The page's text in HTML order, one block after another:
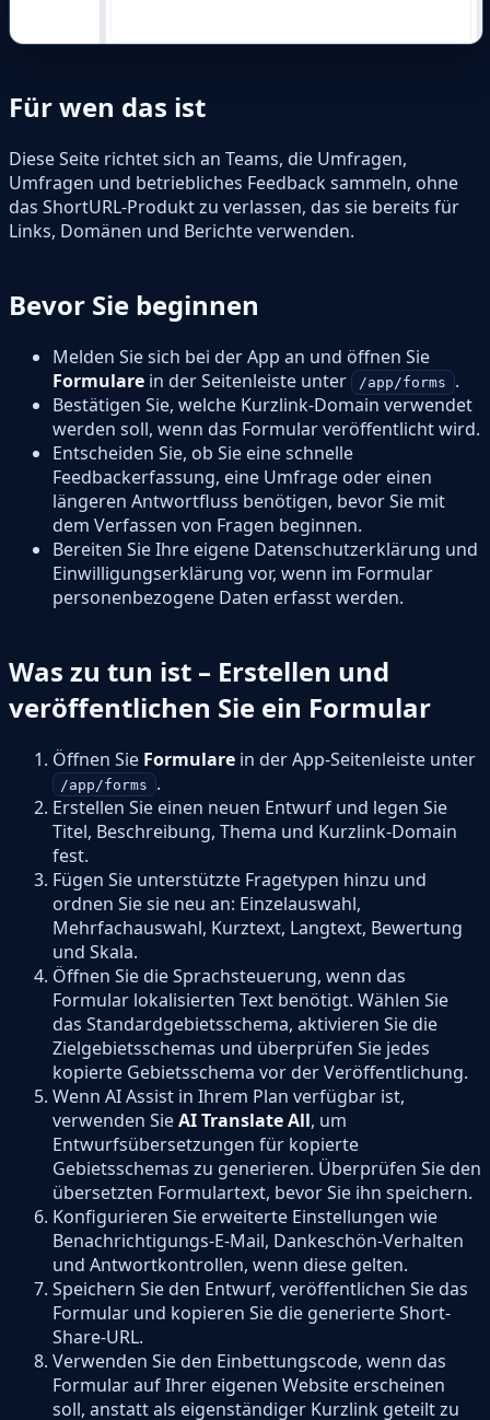
Für wen das ist
Diese Seite richtet sich an Teams, die Umfragen,
Umfragen und betriebliches Feedback sammeln, ohne
das ShortURL-Produkt zu verlassen, das sie bereits für
Links, Domänen und Berichte verwenden.
Bevor Sie beginnen
Melden Sie sich bei der App an und öffnen Sie
Formulare in der Seitenleiste unter /app/forms .
Bestätigen Sie, welche Kurzlink-Domain verwendet
werden soll, wenn das Formular veröffentlicht wird.
Entscheiden Sie, ob Sie eine schnelle
Feedbackerfassung, eine Umfrage oder einen
längeren Antwortfluss benötigen, bevor Sie mit
dem Verfassen von Fragen beginnen.
Bereiten Sie Ihre eigene Datenschutzerklärung und
Einwilligungserklärung vor, wenn im Formular
personenbezogene Daten erfasst werden.
Was zu tun ist – Erstellen und
veröffentlichen Sie ein Formular
Öffnen Sie Formulare in der App-Seitenleiste unter
/app/forms .
Erstellen Sie einen neuen Entwurf und legen Sie
Titel, Beschreibung, Thema und Kurzlink-Domain
fest.
Fügen Sie unterstützte Fragetypen hinzu und
ordnen Sie sie neu an: Einzelauswahl,
Mehrfachauswahl, Kurztext, Langtext, Bewertung
und Skala.
Öffnen Sie die Sprachsteuerung, wenn das
Formular lokalisierten Text benötigt. Wählen Sie
das Standardgebietsschema, aktivieren Sie die
Zielgebietsschemas und überprüfen Sie jedes
kopierte Gebietsschema vor der Veröffentlichung.
Wenn AI Assist in Ihrem Plan verfügbar ist,
verwenden SieAI Translate All, um
Entwurfsübersetzungen für kopierte
Gebietsschemas zu generieren. Überprüfen Sie den
übersetzten Formulartext, bevor Sie ihn speichern.
Konfigurieren Sie erweiterte Einstellungen wie
Benachrichtigungs-E-Mail, Dankeschön-Verhalten
und Antwortkontrollen, wenn diese gelten.
Speichern Sie den Entwurf, veröffentlichen Sie das
Formular und kopieren Sie die generierte Short-
Share-URL.
Verwenden Sie den Einbettungscode, wenn das
Formular auf Ihrer eigenen Website erscheinen
soll, anstatt als eigenständiger Kurzlink geteilt zu